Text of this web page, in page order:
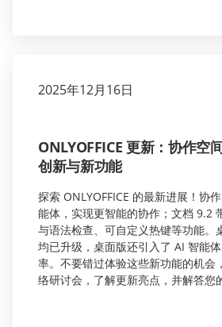
2025年12月16日
ONLYOFFICE 更新：协作空
创新与新功能
探索 ONLYOFFICE 的最新进展！协
能体，实现更智能的协作；文档 9.2
与语法检查、可自定义热键等功能。
均已升级，桌面版还引入了 AI 智能
率。不要错过体验这些新功能的机会
络研讨会，了解更新亮点，并解答您